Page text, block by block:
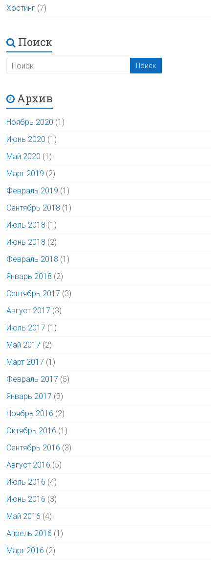
Хостинг (7)
Поиск
Архив
Ноябрь 2020 (1)
Июнь 2020 (1)
Май 2020 (1)
Март 2019 (2)
Февраль 2019 (1)
Сентябрь 2018 (1)
Июль 2018 (1)
Июнь 2018 (2)
Февраль 2018 (1)
Январь 2018 (2)
Сентябрь 2017 (3)
Август 2017 (3)
Июль 2017 (1)
Май 2017 (2)
Март 2017 (1)
Февраль 2017 (5)
Январь 2017 (3)
Ноябрь 2016 (2)
Октябрь 2016 (1)
Сентябрь 2016 (3)
Август 2016 (5)
Июль 2016 (4)
Июнь 2016 (3)
Май 2016 (4)
Апрель 2016 (1)
Март 2016 (2)